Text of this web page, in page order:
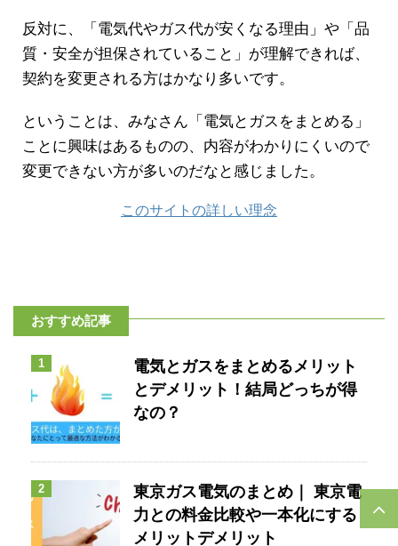
反対に、「電気代やガス代が安くなる理由」や「品
質・安全が担保されていること」が理解できれば、
契約を変更される方はかなり多いです。
ということは、みなさん「電気とガスをまとめる」
ことに興味はあるものの、内容がわかりにくいので
変更できない方が多いのだなと感じました。
このサイトの詳しい理念
おすすめ記事
1
電気とガスをまとめるメリット
とデメリット！結局どっちが得
なの？
2
東京ガス電気のまとめ｜ 東京電
力との料金比較や一本化にする
メリットデメリット